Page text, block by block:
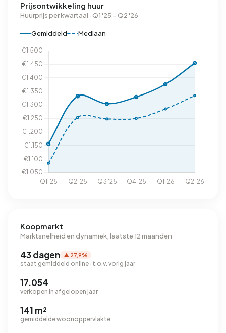
Prijsontwikkeling huur
Huurprijs per kwartaal · Q1 '25 – Q2 '26
Gemiddeld Mediaan
Koopmarkt
Marktsnelheid en dynamiek, laatste 12 maanden
43 dagen ▲ 27,9%
staat gemiddeld online · t.o.v. vorig jaar
17.054
verkopen in afgelopen jaar
141 m²
gemiddelde woonoppervlakte